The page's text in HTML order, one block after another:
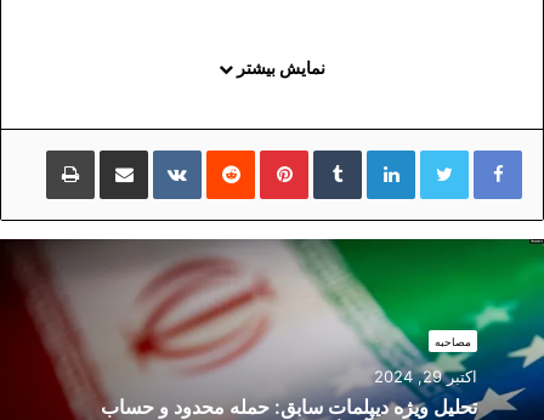
نمایش بیشتر
لینکداینتامبلر پینتریستReddit
VKontakte
اشتراک گذاری با ایمیل چاپ
مصاحبه
اکتبر 29, 2024
تحلیل ویژه دیپلمات سابق: حمله محدود و حساب